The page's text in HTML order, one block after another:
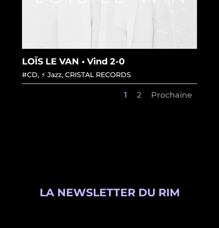
LOÏS LE VAN • Vind 2-0
#CD, ⚡ Jazz, CRISTAL RECORDS
1 2 Prochaine
LA NEWSLETTER DU RIM